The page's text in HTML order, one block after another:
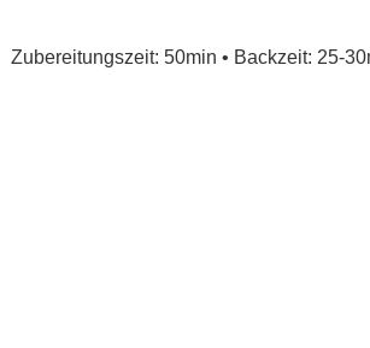
Zubereitungszeit: 50min • Backzeit: 25-